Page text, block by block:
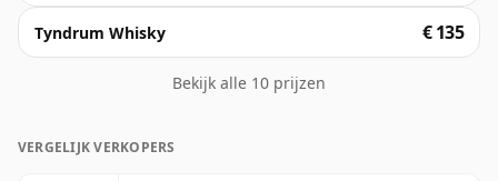
Tyndrum Whisky € 135
Bekijk alle 10 prijzen
VERGELIJK VERKOPERS